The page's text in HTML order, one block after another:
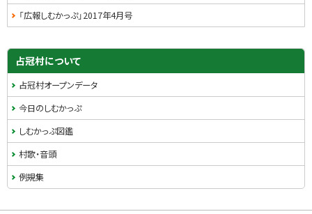
「広報しむかっぷ」2017年4月号
占冠村について
占冠村オープンデータ
今日のしむかっぷ
しむかっぷ図鑑
村歌・音頭
例規集